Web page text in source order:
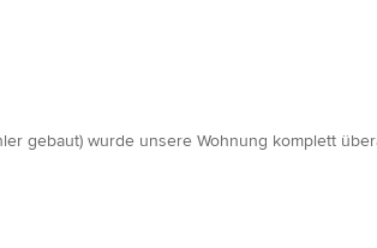
gebaut) wurde unsere Wohnung komplett